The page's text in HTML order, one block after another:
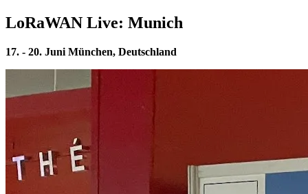
LoRaWAN Live: Munich
17. - 20. Juni München, Deutschland